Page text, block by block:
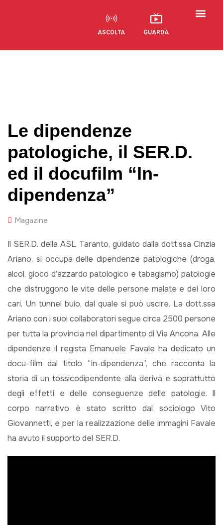
ASCOLTA GUARDA
Le dipendenze
patologiche, il SER.D.
ed il docufilm “In-
dipendenza”
Magazine
Il SER.D. della ASL Taranto, guidato dalla dott.ssa Cinzia
Ariano, si occupa delle dipendenze patologiche (droga,
alcol, gioco d’azzardo patologico e tabagismo) patologie
che distruggono le vite delle persone malate e dei loro
cari. Un tunnel buio, dal quale si può uscire. La dott.ssa
Ariano con i suoi collaboratori segue circa 2500 persone
per tutta la provincia nel dipartimento di Via Ancona. Alle
dipendenze il regista Emanuele Favale ha dedicato un
docu-film dal titolo “In-dipendenza”, che racconta la
storia di un tossicodipendente alla deriva e soprattutto
degli effetti e delle conseguenze delle patologie. Il
corpo narrativo è stato scritto dal sociologo Vito
Giovannetti, e per la realizzazione delle immagini Favale
ha avuto il supporto del SER.D.